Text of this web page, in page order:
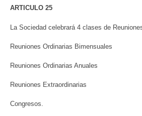
ARTICULO 25
La Sociedad celebrará 4 clases de
Reuniones Ordinarias Bimensuales
Reuniones Ordinarias Anuales
Reuniones Extraordinarias
Congresos.